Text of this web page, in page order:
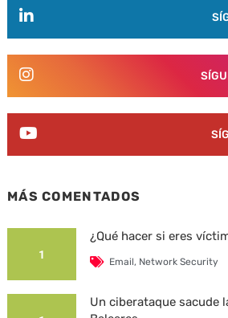
MÁS COMENTADOS
1
¿Qué hacer si eres
Email, Network Security
Un ciberataque sacude